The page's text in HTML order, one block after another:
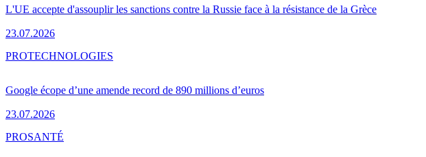
L'UE accepte d'assouplir les sanctions contre la Russie face à la résistance de la Grèce
23.07.2026
Google écope d’une amende record de 890 millions d’euros
23.07.2026
PROTECHNOLOGIES
PROSANTÉ